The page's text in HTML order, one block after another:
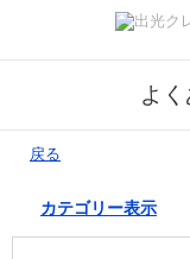
よ
戻る
カテゴリー表示